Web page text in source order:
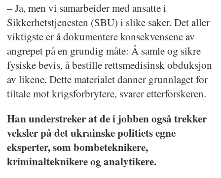
– Ja, men vi samarbeider med ansatte i
Sikkerhetstjenesten (SBU) i slike saker. Det aller
viktigste er å dokumentere konsekvensene av
angrepet på en grundig måte: Å samle og sikre
fysiske bevis, å bestille rettsmedisinsk obduksjon
av likene. Dette materialet danner grunnlaget for
tiltale mot krigsforbrytere, svarer etterforskeren.
Han understreker at de i jobben også trekker
veksler på det ukrainske politiets egne
eksperter, som bombeteknikere,
kriminalteknikere og analytikere.